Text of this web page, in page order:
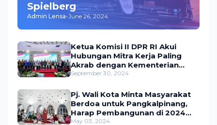
Spielberg
Admin Lensa-June 26, 2024
Ketua Komisi II DPR RI Akui
Hubungan Mitra Kerja Paling
Akrab dengan Kementerian
ATR/BPN
September 30, 2024
Pj. Wali Kota Minta Masyarakat
Berdoa untuk Pangkalpinang,
Harap Pembangunan di 2024
Berjalan Lancar
May 03, 2024